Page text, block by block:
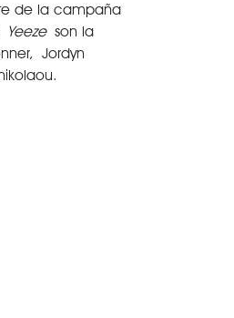
de la campaña
Yeezeson la
Jordyn